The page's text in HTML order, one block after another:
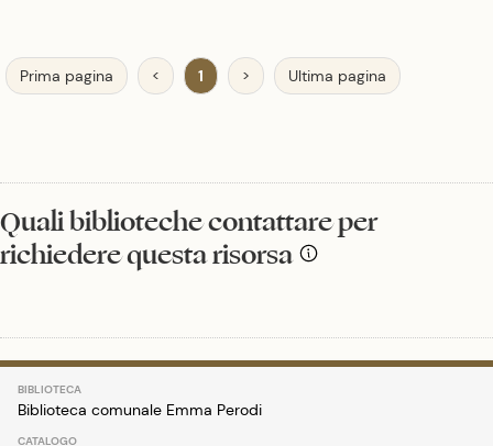
Prima pagina < 1 > Ultima pagina
Quali biblioteche contattare per
richiedere questa risorsa
Biblioteca comunale Emma Perodi